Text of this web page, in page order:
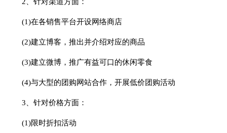
(1)在各销售平台开设网络商店
(2)建立博客，推出并介绍对应的商品
(3)建立微博，推广有益可口的休闲零食
(4)与大型的团购网站合作，开展低价团购活动
3、针对价格方面：
(1)限时折扣活动